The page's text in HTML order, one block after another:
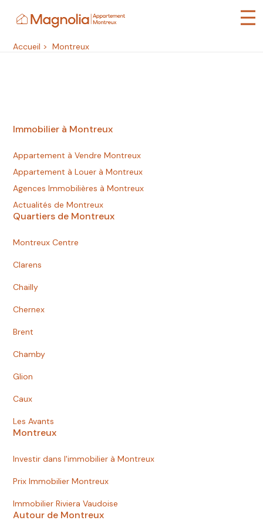
Accueil >Montreux
Immobilier à Montreux
Appartement à Vendre Montreux
Appartement à Louer à Montreux
Agences Immobilières à Montreux
Actualités de Montreux
Quartiers de Montreux
Montreux Centre
Clarens
Chailly
Chernex
Brent
Chamby
Glion
Caux
Les Avants
Montreux
Investir dans l'immobilier à Montreux
Prix Immobilier Montreux
Immobilier Riviera Vaudoise
Autour de Montreux